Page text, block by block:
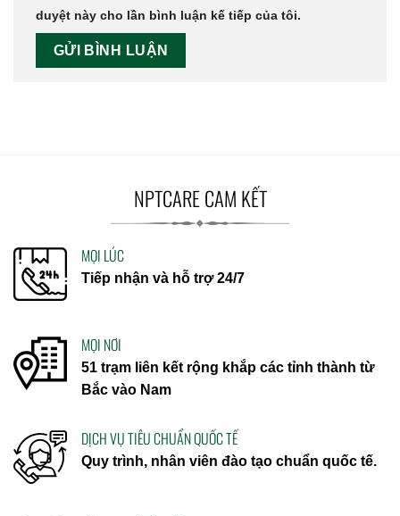
duyệt này cho lần bình luận kế tiếp của tôi.
NPTCARE CAM KẾT
MỌI LÚC
Tiếp nhận và hỗ trợ 24/7
MỌI NƠI
51 trạm liên kết rộng khắp các tỉnh thành từ
Bắc vào Nam
DỊCH VỤ TIÊU CHUẨN QUỐC TẾ
Quy trình, nhân viên đào tạo chuẩn quốc tế.